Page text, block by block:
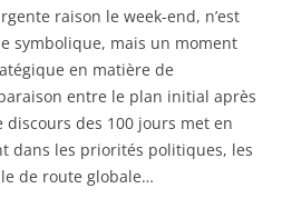
raison le week-end, n’est
symbolique, mais un moment
en matière de
entre le plan initial après
des 100 jours met en
dans les priorités politiques, les
de route globale…